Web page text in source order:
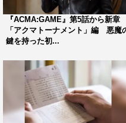
出演者：間宮祥太朗、田
嵐莉菜、増田昇太（s**t
須賀健太、栄信、桐山漣
声の出演：諏訪部順一、
小澤征悦／吉川晃司 ほか
原作：『ACMA:GAME』
『ACMA:GAME』第5話から新章
「アクマトーナメント」編 悪魔
鍵を持った初...